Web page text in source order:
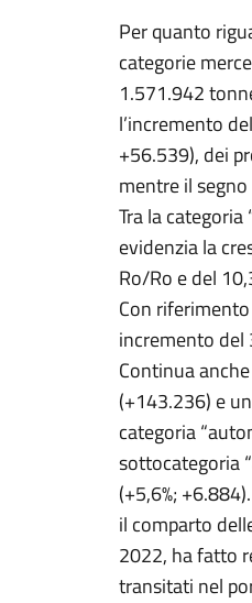
Per quanto
categorie
1.571.942
l’incremento
+56.539), dei
mentre il
Tra la categoria
evidenzia la
Ro/Ro e del
Con
incremento del
Continua
(+143.236) e
categoria
sottocategoria
(+5,6%;
il comparto
2022, ha fatto
transitati nel